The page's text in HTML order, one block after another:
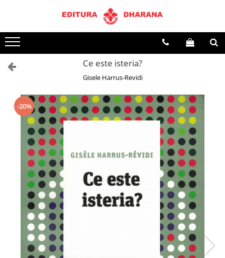
Toate Produsele
CARTI EDITURA DHARANA
OFERTE LA PACHET
Terapii
Dietoterapie
Dezvoltare personala
Spiritualitate
AUDIOBOOK
Business, Economie
Carti pentru copii
Diverse
Filosofie
Istorie
Literatura
Psihologie
Ce este isteria?
Gisele Harrus-Revidi
-20%